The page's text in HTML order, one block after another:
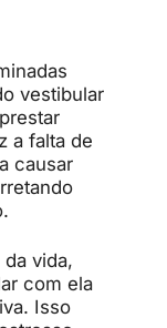
vestibular
a falta de
causar
vida,
com ela
Isso